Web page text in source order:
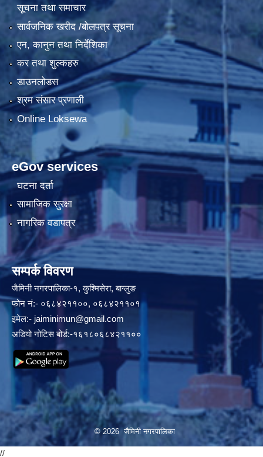
सूचना तथा समाचार
सार्वजनिक खरीद /बोलपत्र सूचना
एन, कानुन तथा निर्देशिका
कर तथा शुल्कहरु
डाउनलोडस
श्रम संसार प्रणाली
Online Loksewa
eGov services
घटना दर्ता
सामाजिक सुरक्षा
नागरिक वडापत्र
सम्पर्क विवरण
जैमिनी नगरपालिका-१, कुश्मिसेरा, बाग्लुङ
फोन नं:- ०६८४२११००, ०६८४२११०१
इमेल:- jaiminimun@gmail.com
अडियो नोटिस बोर्ड:-१६१८०६८४२११००
© 2026 जैमिनी नगरपालिका
//